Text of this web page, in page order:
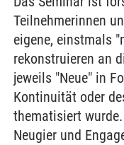
Teilnehmerinnen
eigene, einstmals
rekonstruieren an
jeweils "Neue" in
Kontinuität oder
thematisiert
Neugier und